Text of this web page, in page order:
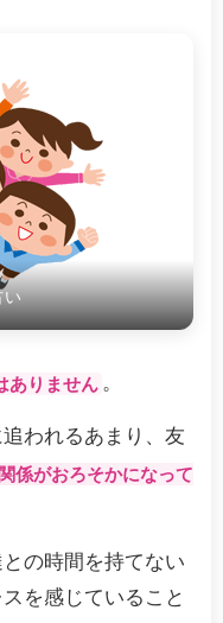
い
ありません 。
われるあまり、友
係がおろそかになって
の時間を持てない
を感じていること